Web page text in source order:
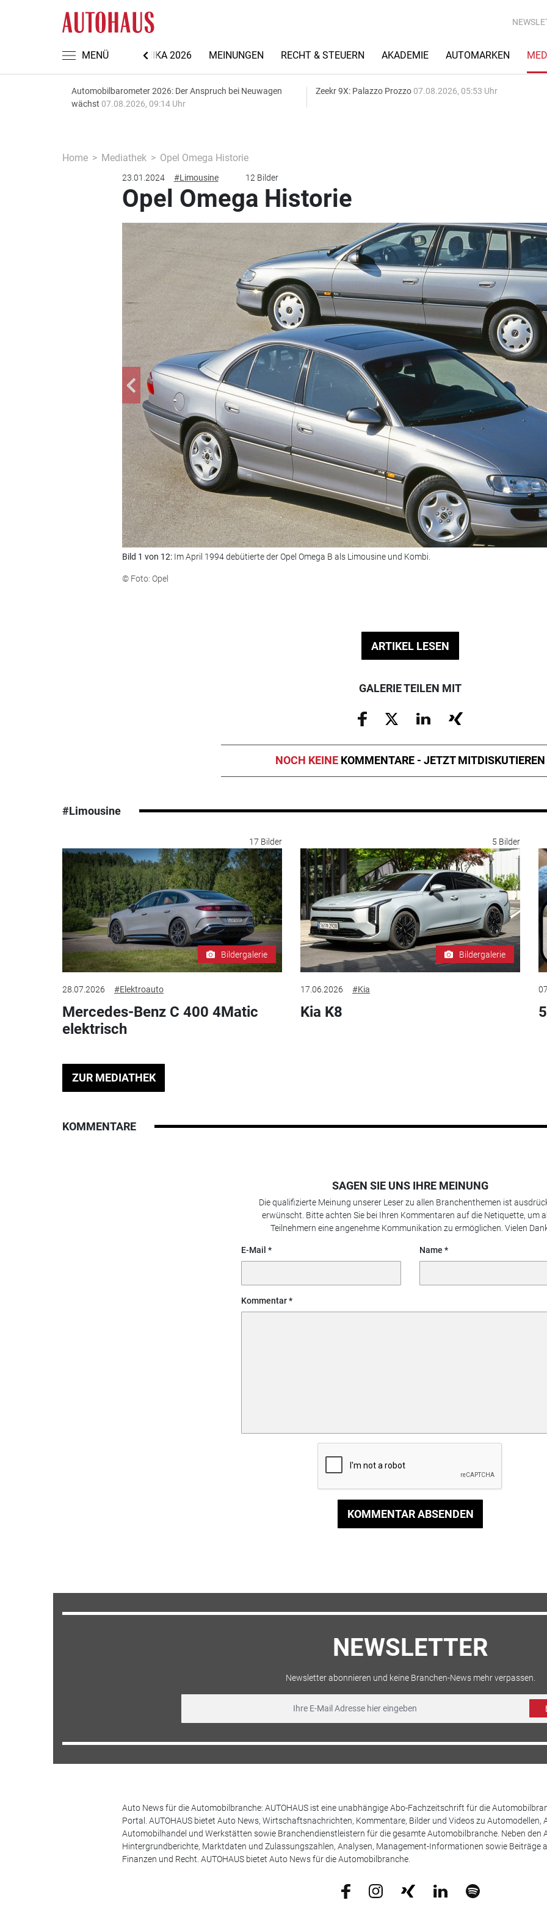
MENÜ
NACHRICHTEN AUTOMECHANIKA 2026 MEINUNGEN RECHT & STEUERN AKADEMIE AUTOMARKEN
Automobilbarometer 2026: Der Anspruch bei Neuwagen
wächst 07.08.2026, 09:14 Uhr
Zeekr 9X: Palazzo Prozzo 07.08.2026, 05:53 Uhr
Home Mediathek Opel Omega Historie
23.01.2024 #Limousine 12 Bilder
Opel Omega Historie
Bild 1 von 12: Im April 1994 debütierte der Opel Omega B als Limousine und Kombi.
© Foto: Opel
ARTIKEL LESEN
GALERIE TEILEN MIT
NOCH KEINE KOMMENTARE - JETZT MITDISKUTIEREN
#Limousine
17 Bilder
Bildergalerie
28.07.2026 #Elektroauto
Mercedes-Benz C 400 4Matic
elektrisch
5 Bilder
Bildergalerie
17.06.2026 #Kia
Kia K8
ZUR MEDIATHEK
KOMMENTARE
SAGEN SIE UNS IHRE MEINUNG
Die qualifizierte Meinung unserer Leser zu allen Branchenthemen ist
erwünscht. Bitte achten Sie bei Ihren Kommentaren auf die Netiquette, um
Teilnehmern eine angenehme Kommunikation zu ermöglichen. Vielen
E-Mail Name
Kommentar
KOMMENTAR ABSENDEN
NEWSLETTER
Newsletter abonnieren und keine Branchen-News mehr verpassen.
Auto News für die Automobilbranche: AUTOHAUS ist eine unabhängige Abo-Fachzeitschrift für die
Portal. AUTOHAUS bietet Auto News, Wirtschaftsnachrichten, Kommentare, Bilder und Videos zu
Automobilhandel und Werkstätten sowie Branchendienstleistern für die gesamte Automobilbranche. Neben den
Hintergrundberichte, Marktdaten und Zulassungszahlen, Analysen, Management-Informationen sowie Beiträge
Finanzen und Recht. AUTOHAUS bietet Auto News für die Automobilbranche.